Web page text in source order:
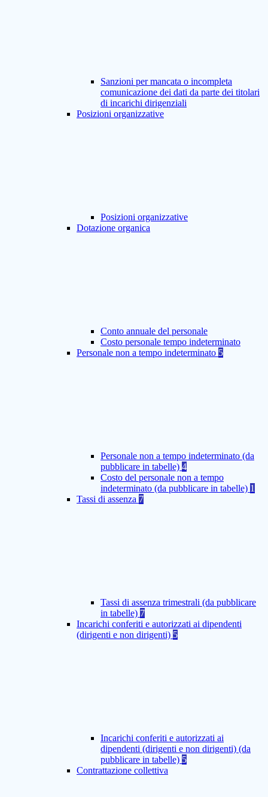
Sanzioni per mancata o incompleta
comunicazione dei dati da parte dei titolari
di incarichi dirigenziali
Posizioni organizzative
Posizioni organizzative
Dotazione organica
Conto annuale del personale
Costo personale tempo indeterminato
Personale non a tempo indeterminato 5
Personale non a tempo indeterminato (da
pubblicare in tabelle) 4
Costo del personale non a tempo
indeterminato (da pubblicare in tabelle) 1
Tassi di assenza 7
Tassi di assenza trimestrali (da pubblicare
in tabelle) 7
Incarichi conferiti e autorizzati ai dipendenti
(dirigenti e non dirigenti) 5
Incarichi conferiti e autorizzati ai
dipendenti (dirigenti e non dirigenti) (da
pubblicare in tabelle) 5
Contrattazione collettiva